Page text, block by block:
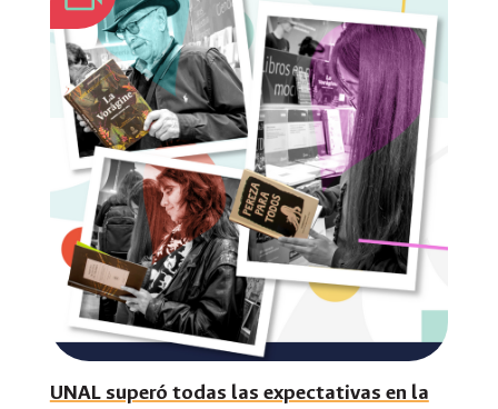
UNAL superó todas las expectativas en la